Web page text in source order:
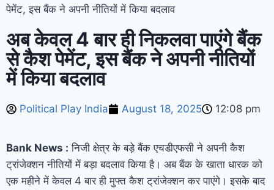
पेमेंट, इस बैंक ने अपनी नीतियों में किया बदलाव
अब केवल 4 बार ही निकलवा पाएंगे बैंक
से कैश पेमेंट, इस बैंक ने अपनी नीतियों
में किया बदलाव
Political Play India August 18, 2025 12:08 pm
Bank News : निजी क्षेत्र के बड़े बैंक एचडीएफसी ने अपनी कैश
ट्रांजेक्शन नीतियों में बड़ा बदलाव किया है। अब बैंक के खाता धारक को
एक महीने में केवल 4 बार ही मुफ्त कैश ट्रांजेक्शन कर पाएंगे। इसके बाद